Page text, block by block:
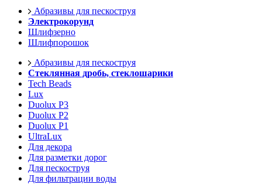
Абразивы для пескоструя
Электрокорунд
Шлифзерно
Шлифпорошок
Абразивы для пескоструя
Стеклянная дробь, стеклошарики
Tech Beads
Lux
Duolux P3
Duolux P2
Duolux P1
UltraLux
Для декора
Для разметки дорог
Для пескоструя
Для фильтрации воды